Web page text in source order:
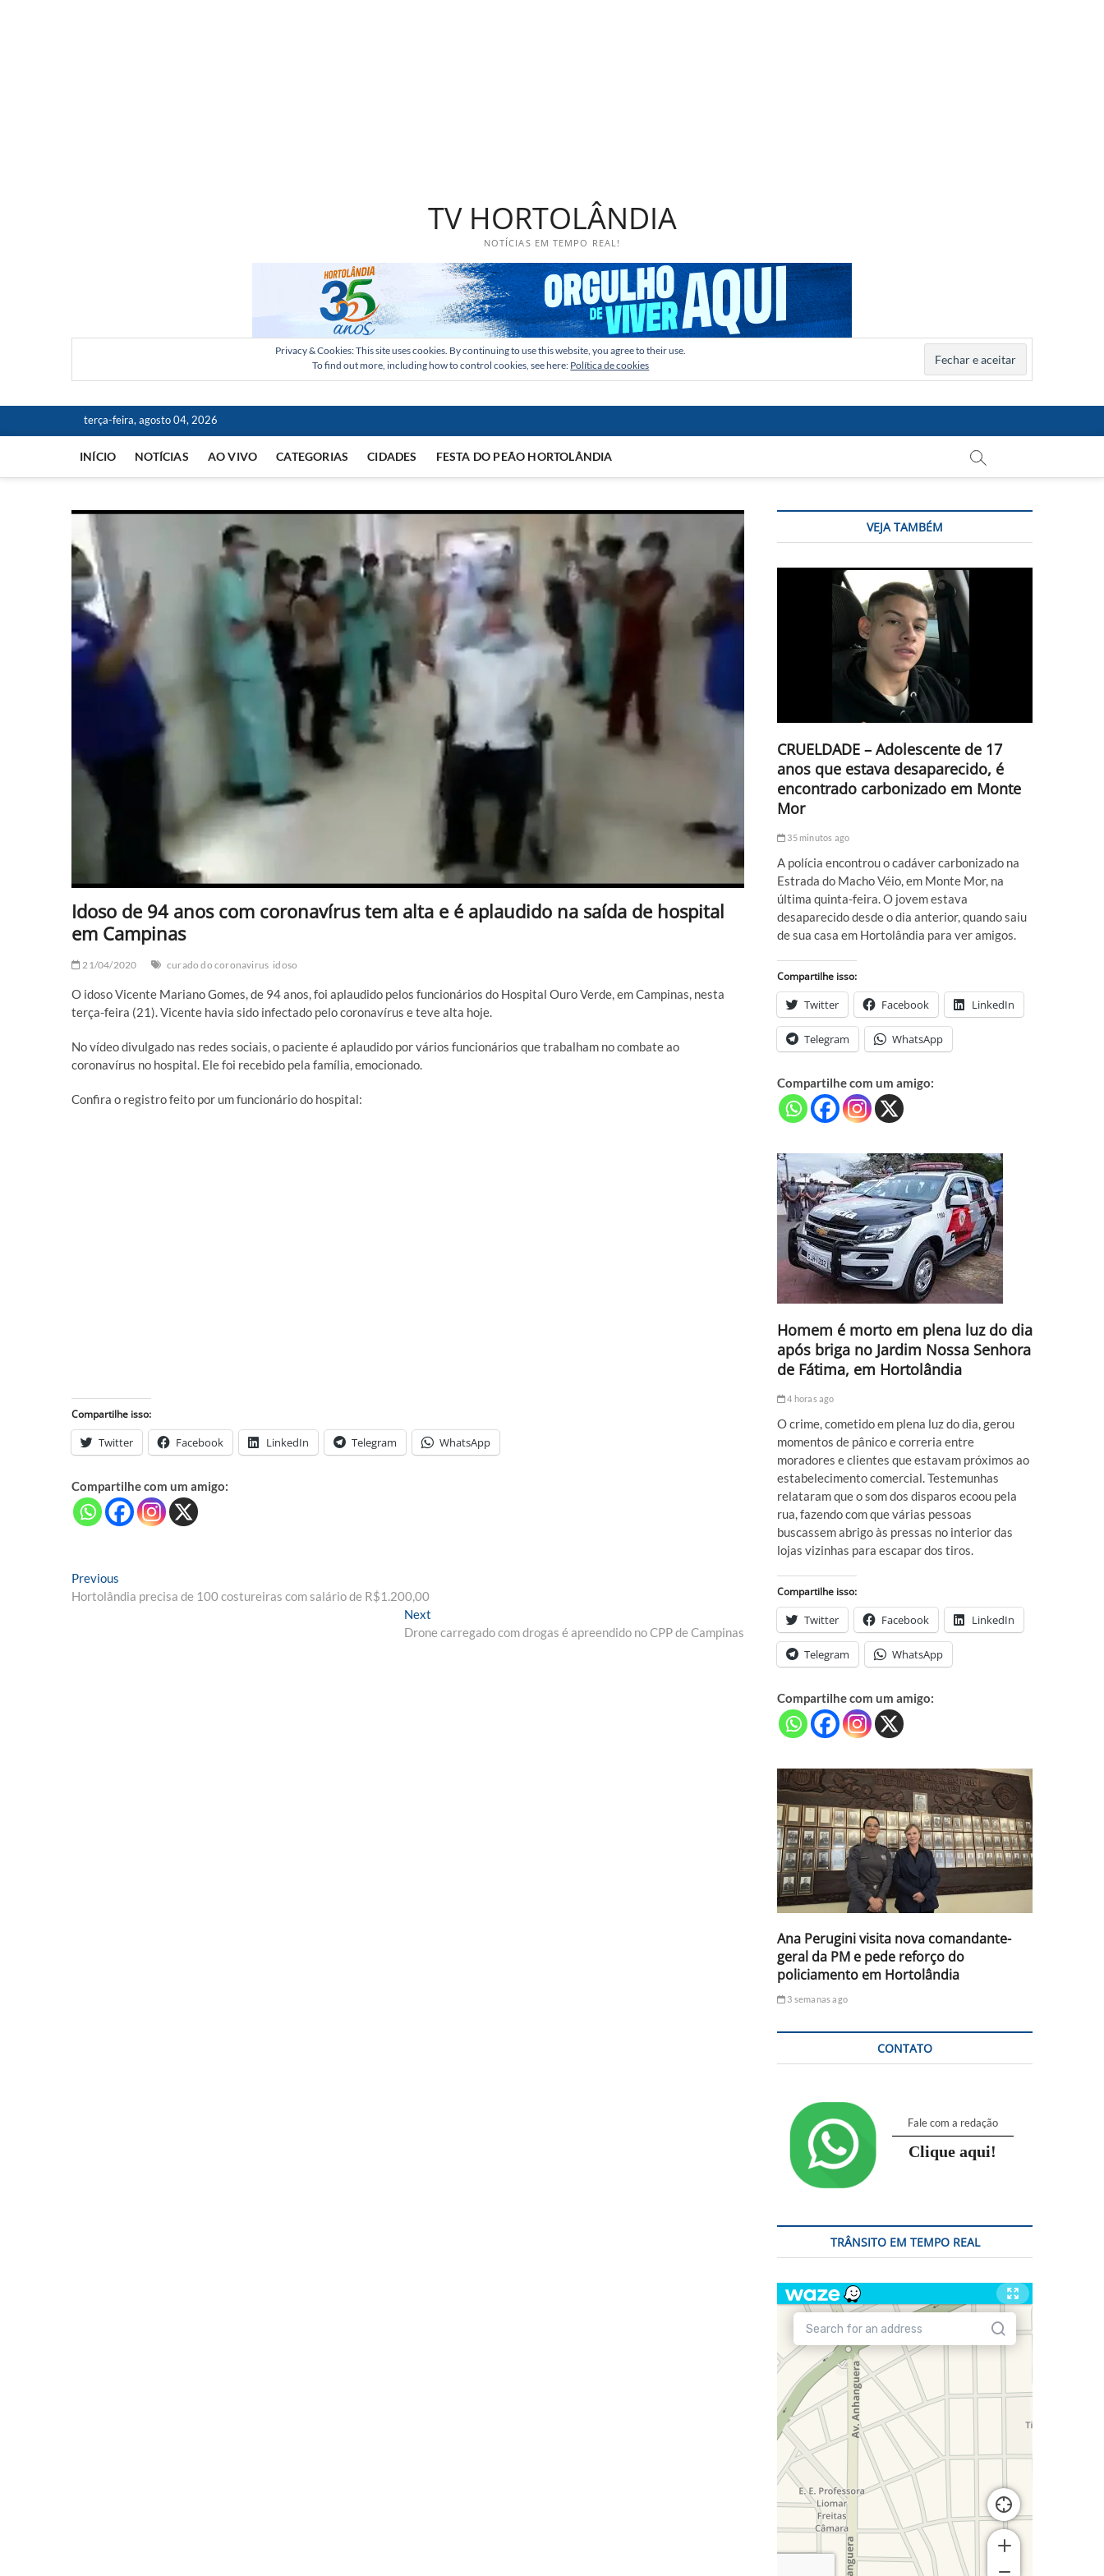
TV HORTOLÂNDIA
NOTÍCIAS EM TEMPO REAL!
Privacy & Cookies: This site uses cookies. By continuing to use this website, you agree to their use.
To find out more, including how to control cookies, see here: Política de cookies
terça-feira, agosto 04, 2026
INÍCIO NOTÍCIAS AO VIVO CATEGORIAS CIDADES FESTA DO PEÃO HORTOLÂNDIA
Idoso de 94 anos com coronavírus tem alta e é aplaudido na saída de hospital
em Campinas
21/04/2020 curado do coronavirus idoso
O idoso Vicente Mariano Gomes, de 94 anos, foi aplaudido pelos funcionários do Hospital Ouro Verde, em Campinas, nesta
terça-feira (21). Vicente havia sido infectado pelo coronavírus e teve alta hoje.
No vídeo divulgado nas redes sociais, o paciente é aplaudido por vários funcionários que trabalham no combate ao
coronavírus no hospital. Ele foi recebido pela família, emocionado.
Confira o registro feito por um funcionário do hospital:
Compartilhe isso:
Twitter Facebook LinkedIn Telegram WhatsApp
Compartilhe com um amigo:
Navegação
de
Previous
post:
Hortolândia precisa de 100 costureiras com salário de R$1.200,00
Next
post:
Drone carregado com drogas é apreendido no CPP de Campinas
VEJA TAMBÉM
CRUELDADE – Adolescente de 17
anos que estava desaparecido, é
encontrado carbonizado em Monte
Mor
35 minutos ago
A polícia encontrou o cadáver carbonizado na
Estrada do Macho Véio, em Monte Mor, na
última quinta-feira. O jovem estava
desaparecido desde o dia anterior, quando saiu
de sua casa em Hortolândia para ver amigos.
Compartilhe isso:
Twitter Facebook LinkedIn
Telegram WhatsApp
Compartilhe com um amigo:
Homem é morto em plena luz do dia
após briga no Jardim Nossa Senhora
de Fátima, em Hortolândia
4 horas ago
O crime, cometido em plena luz do dia, gerou
momentos de pânico e correria entre
moradores e clientes que estavam próximos ao
estabelecimento comercial. Testemunhas
relataram que o som dos disparos ecoou pela
rua, fazendo com que várias pessoas
buscassem abrigo às pressas no interior das
lojas vizinhas para escapar dos tiros.
Compartilhe isso:
Twitter Facebook LinkedIn
Telegram WhatsApp
Compartilhe com um amigo:
Ana Perugini visita nova comandante-
geral da PM e pede reforço do
policiamento em Hortolândia
3 semanas ago
CONTATO
Fale com a redação
Clique aqui!
TRÂNSITO EM TEMPO REAL